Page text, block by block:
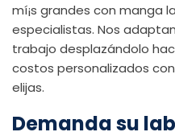
mí¡s grandes con manga
especialistas. Nos
trabajo desplazándolo
costos personalizados
elijas.
Demanda su